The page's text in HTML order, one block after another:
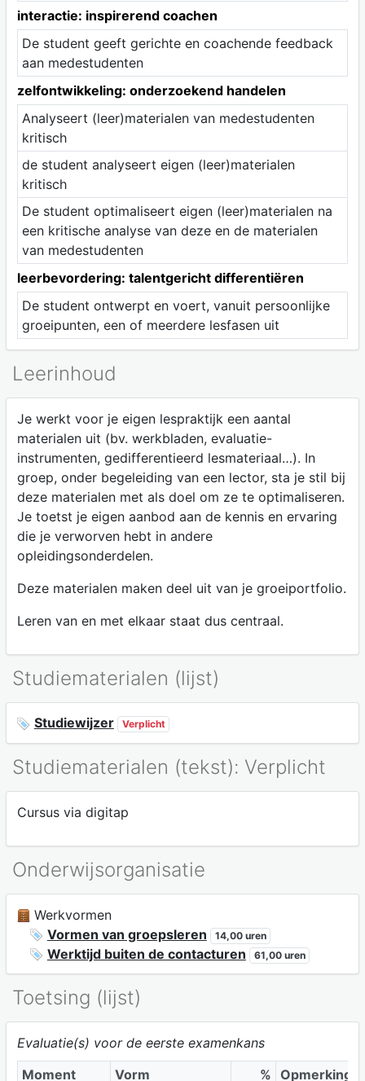
interactie: inspirerend coachen
De student geeft gerichte en coachende feedback
aan medestudenten
zelfontwikkeling: onderzoekend handelen
Analyseert (leer)materialen van medestudenten
kritisch
de student analyseert eigen (leer)materialen
kritisch
De student optimaliseert eigen (leer)materialen na
een kritische analyse van deze en de materialen
van medestudenten
leerbevordering: talentgericht differentiëren
De student ontwerpt en voert, vanuit persoonlijke
groeipunten, een of meerdere lesfasen uit
Leerinhoud
Je werkt voor je eigen lespraktijk een aantal
materialen uit (bv. werkbladen, evaluatie-
instrumenten, gedifferentieerd lesmateriaal…). In
groep, onder begeleiding van een lector, sta je stil bij
deze materialen met als doel om ze te optimaliseren.
Je toetst je eigen aanbod aan de kennis en ervaring
die je verworven hebt in andere
opleidingsonderdelen.
Deze materialen maken deel uit van je groeiportfolio.
Leren van en met elkaar staat dus centraal.
Studiematerialen (lijst)
Studiewijzer Verplicht
Studiematerialen (tekst): Verplicht
Cursus via digitap
Onderwijsorganisatie
Werkvormen
Vormen van groepsleren
14,00 uren
Werktijd buiten de contacturen 61,00 uren
Toetsing (lijst)
Evaluatie(s) voor de eerste examenkans
Moment
Vorm % Opmerking